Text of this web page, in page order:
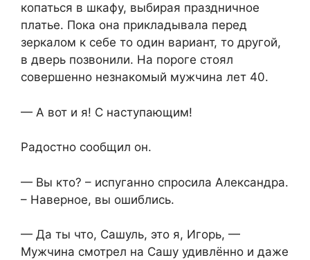
копаться в шкафу, выбирая праздничное
платье. Пока она прикладывала перед
зеркалом к себе то один вариант, то другой,
в дверь позвонили. На пороге стоял
совершенно незнакомый мужчина лет 40.
— А вот и я! С наступающим!
Радостно сообщил он.
— Вы кто? – испуганно спросила Александра.
– Наверное, вы ошиблись.
— Да ты что, Сашуль, это я, Игорь, —
Мужчина смотрел на Сашу удивлённо и даже